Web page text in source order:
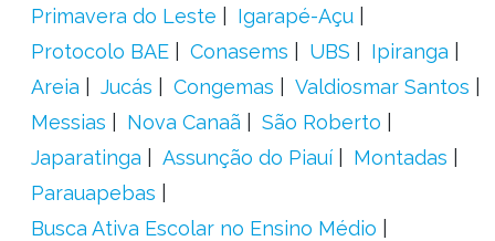
Primavera do Leste
Igarapé-Açu
Protocolo BAE
Conasems UBS
Ipiranga
Areia
Jucás Congemas
Valdiosmar Santos
Messias
Nova Canaã
São Roberto
Japaratinga
Assunção do Piauí
Montadas
Parauapebas
Busca Ativa Escolar no Ensino Médio